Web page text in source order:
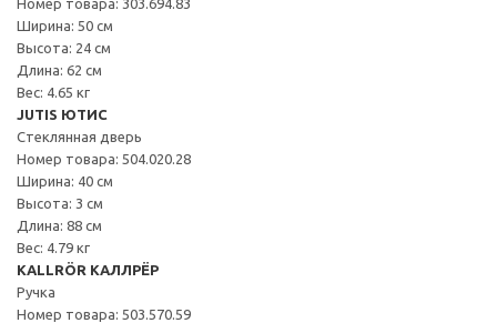
Ширина: 50 см
Высота: 24 см
Длина: 62 см
Вес: 4.65 кг
JUTIS ЮТИС
Стеклянная дверь
Номер товара: 504.020.28
Ширина: 40 см
Высота: 3 см
Длина: 88 см
Вес: 4.79 кг
KALLRÖR КАЛЛРЁР
Ручка
Номер товара: 503.570.59